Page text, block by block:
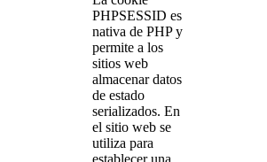
PHPSESSID es
nativa de PHP y
permite a los
sitios web
almacenar datos
de estado
serializados. En
el sitio web se
utiliza para